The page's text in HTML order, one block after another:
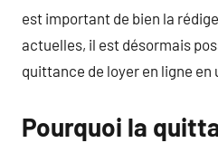
est important de bien la
actuelles, il est désormais
quittance de loyer en ligne en
Pourquoi la